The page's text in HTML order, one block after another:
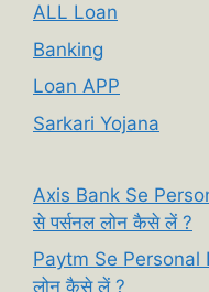
ALL Loan
Banking
Loan APP
Sarkari Yojana
Axis Bank Se
से पर्सनल लोन कैसे लें ?
Paytm Se Personal
लोन कैसे लें ?